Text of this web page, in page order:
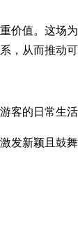
价值。这场
从而推动
客的日常生活
发新颖且鼓舞